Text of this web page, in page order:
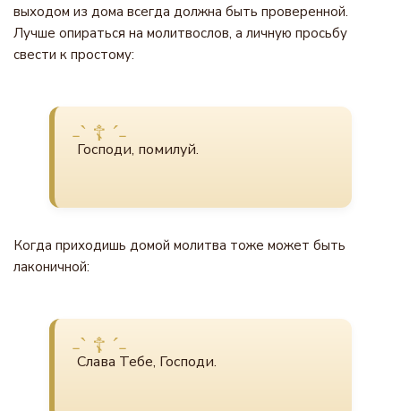
выходом из дома всегда должна быть проверенной.
Лучше опираться на молитвослов, а личную просьбу
свести к простому:
Господи, помилуй.
Когда приходишь домой молитва тоже может быть
лаконичной:
Слава Тебе, Господи.